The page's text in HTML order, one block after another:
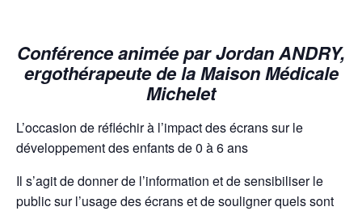
Conférence animée par Jordan ANDRY,
ergothérapeute de la Maison Médicale
Michelet
L’occasion de réfléchir à l’impact des écrans sur le
développement des enfants de 0 à 6 ans
Il s’agit de donner de l’information et de sensibiliser le
public sur l’usage des écrans et de souligner quels sont